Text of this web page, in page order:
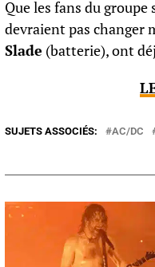
Que les fans du groupe
devraient pas changer
Slade (batterie), ont
SUJETS ASSOCIÉS: AC/DC